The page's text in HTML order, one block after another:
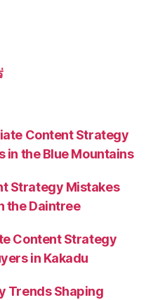
Content Strategy
the Blue Mountains
Strategy Mistakes
the Daintree
Content Strategy
in Kakadu
Trends Shaping